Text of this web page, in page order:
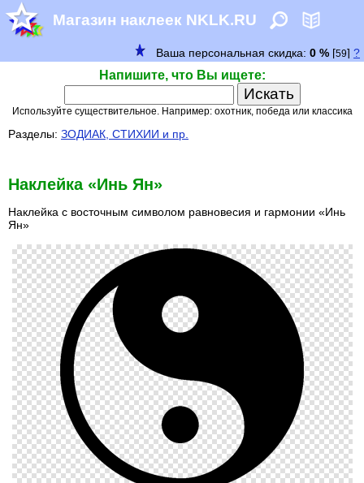
Магазин наклеек NKLK.RU
Напишите, что Вы ищете:
Используйте существительное. Например: охотник, победа или классика
Разделы: ЗОДИАК, СТИХИИ и пр.
Наклейка «Инь Ян»
Наклейка с восточным символом равновесия и гармонии «Инь
Ян»